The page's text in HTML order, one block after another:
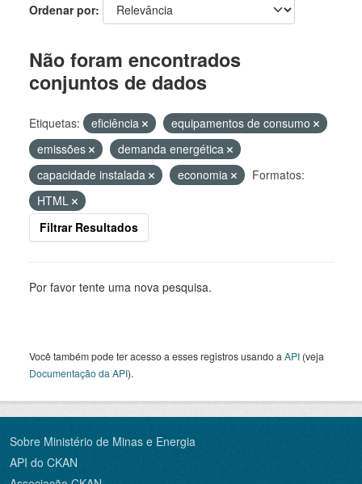
Ordenar por
Não foram encontrados
conjuntos de dados
Etiquetas: eficiência
equipamentos de consumo
emissões
demanda energética
capacidade instalada
economia
Formatos:
HTML
Filtrar Resultados
Por favor tente uma nova pesquisa.
Você também pode ter acesso a esses registros usando a API (veja
Documentação da API).
Sobre Ministério de Minas e Energia
API do CKAN